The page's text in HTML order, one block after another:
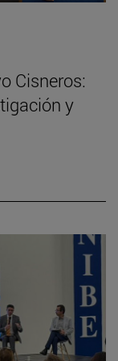
Cisneros:
y